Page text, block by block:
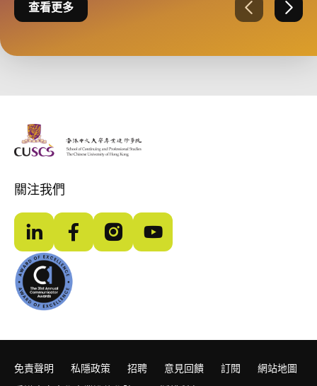
查看更多
上一張 下一
The Chinese Univeristy of hong Kong
關注我們
LinkedInFacebookInstagramYouTube
免責聲明 私隱政策 招聘 意見回饋 訂閱
網站地圖